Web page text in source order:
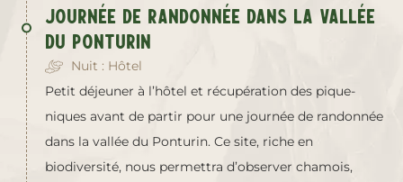
Journée de randonnée dans la vallée
du Ponturin
Nuit : Hôtel
Petit déjeuner à l’hôtel et récupération des pique-
niques avant de partir pour une journée de randonnée
dans la vallée du Ponturin. Ce site, riche en
biodiversité, nous permettra d’observer chamois,